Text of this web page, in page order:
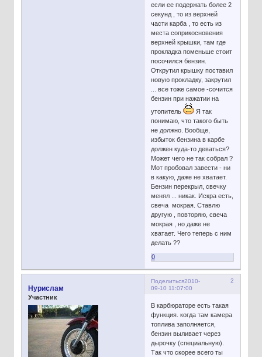
если ее подержать более 2
секунд , то из верхней
части карба , то есть из
места соприкосновения
верхней крышки, там где
прокладка поменьше стоит
посочился бензин.
Открутил крышку поставил
новую прокладку, закрутил
... все тоже самое -сочится
бензин при нажатии на
утопитель
Я так
понимаю, что такого быть
не должно. Вообще,
избыток бензина в карбе
должен куда-то деваться?
Может чего не так собрал ?
Мот пробовал завести - ни
в какую, даже не хватает.
Бензин перекрыл, свечку
менял ... никак. Искра есть,
свеча мокрая. Ставлю
другую , повторяю, свеча
мокрая , но даже не
хватает. Чего теперь с ним
делать ??
0
Поделиться 2
2010-
09-10 11:07:00
Нурислам
Участник
В карбюраторе есть такая
функция. когда там камера
топлива заполняется,
бензин выливает через
дырочку (специальную).
Так что скорее всего ты